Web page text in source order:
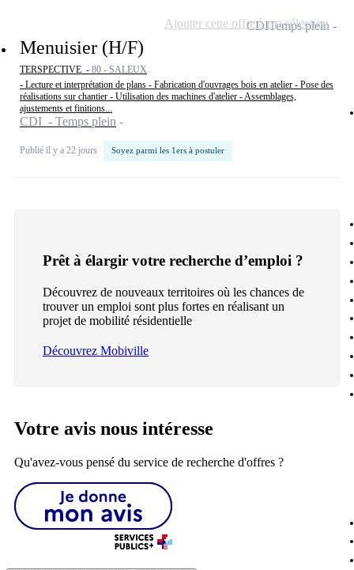
Menuisier (H/F)
TERSPECTIVE - 80 - SALEUX
- Lecture et interprétation de plans - Fabrication d'ouvrages bois en atelier - Pose des
réalisations sur chantier - Utilisation des machines d'atelier - Assemblages,
ajustements et finitions...
CDI - Temps plein
Publié il y a 22 jours Soyez parmi les 1ers à postuler
CDITemps plein
Ajouter cette offre à ma sélection
Prêt à élargir votre recherche d’emploi ?
Découvrez de nouveaux territoires où les chances de
trouver un emploi sont plus fortes en réalisant un
projet de mobilité résidentielle
Découvrez Mobiville
Votre avis nous intéresse
Qu'avez-vous pensé du service de recherche d'offres ?